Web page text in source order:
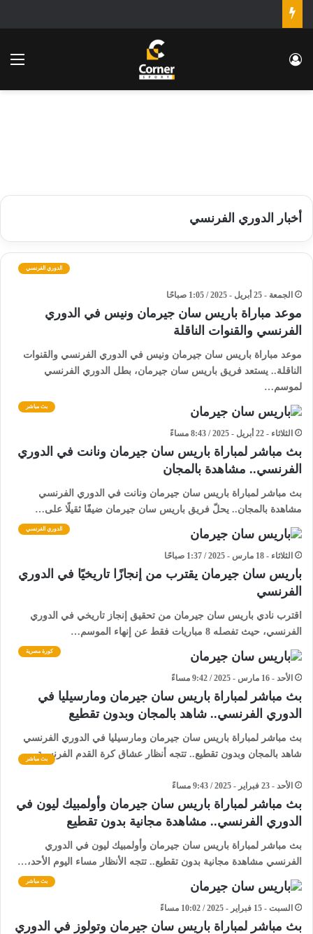
تسجيل الدخول
أخبار الدوري الفرنسي
الدوري الفرنسي
الجمعة - 25 أبريل - 2025 / 1:05 صباحًا
موعد مباراة باريس سان جيرمان ونيس في الدوري
الفرنسي والقنوات الناقلة
موعد مباراة باريس سان جيرمان ونيس في الدوري الفرنسي والقنوات
الناقلة.. يستعد فريق باريس سان جيرمان، بطل الدوري الفرنسي
لموسم…
بث مباشر
الثلاثاء - 22 أبريل - 2025 / 8:43 مساءً
بث مباشر لمباراة باريس سان جيرمان ونانت في الدوري
الفرنسي.. مشاهدة بالمجان
بث مباشر لمباراة باريس سان جيرمان ونانت في الدوري الفرنسي
مشاهدة بالمجان.. يحلّ فريق باريس سان جيرمان ضيفًا ثقيلًا على…
الدوري الفرنسي
الثلاثاء - 18 مارس - 2025 / 1:37 صباحًا
باريس سان جيرمان يقترب من إنجازًا تاريخيًا في الدوري
الفرنسي
اقترب نادي باريس سان جيرمان من تحقيق إنجاز تاريخي في الدوري
الفرنسي، حيث تفصله 8 مباريات فقط عن إنهاء الموسم…
كورة مصرية
الأحد - 16 مارس - 2025 / 9:42 مساءً
بث مباشر لمباراة باريس سان جيرمان ومارسيليا في
الدوري الفرنسي.. شاهد بالمجان وبدون تقطيع
بث مباشر لمباراة باريس سان جيرمان ومارسيليا في الدوري الفرنسي
شاهد بالمجان وبدون تقطيع.. تتجه أنظار عشاق كرة القدم الفرنسية…
بث مباشر
الأحد - 23 فبراير - 2025 / 9:43 مساءً
بث مباشر لمباراة باريس سان جيرمان وأولمبيك ليون في
الدوري الفرنسي.. مشاهدة مجانية بدون تقطيع
بث مباشر لمباراة باريس سان جيرمان وأولمبيك ليون في الدوري
الفرنسي مشاهدة مجانية بدون تقطيع.. تتجه الأنظار مساء اليوم الأحد،…
بث مباشر
السبت - 15 فبراير - 2025 / 10:02 مساءً
بث مباشر لمباراة باريس سان جيرمان وتولوز في الدوري